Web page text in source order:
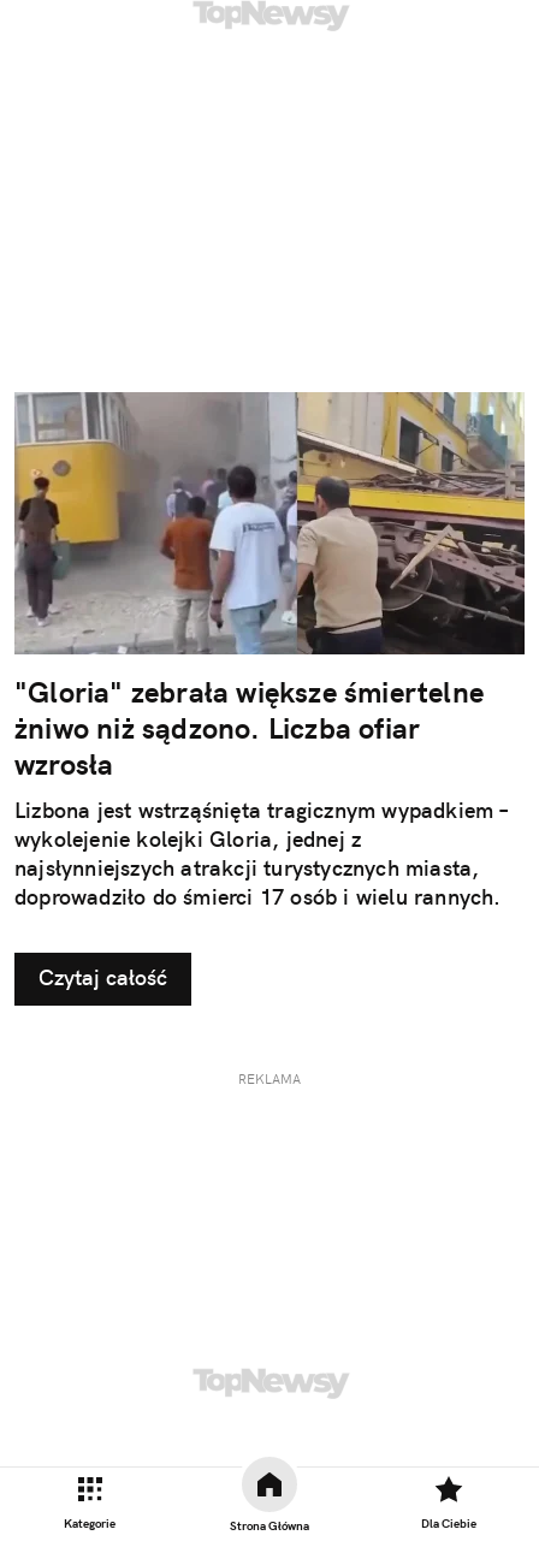
Kategorie Strona Główna Dla Ciebie
"Gloria" zebrała większe śmiertelne
żniwo niż sądzono. Liczba ofiar
wzrosła
Lizbona jest wstrząśnięta tragicznym wypadkiem –
wykolejenie kolejki Gloria, jednej z
najsłynniejszych atrakcji turystycznych miasta,
doprowadziło do śmierci 17 osób i wielu rannych.
Czytaj całość
REKLAMA